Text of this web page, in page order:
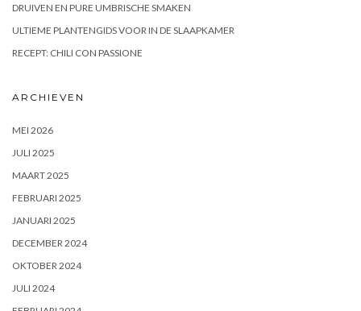
DRUIVEN EN PURE UMBRISCHE SMAKEN
ULTIEME PLANTENGIDS VOOR IN DE SLAAPKAMER
RECEPT: CHILI CON PASSIONE
ARCHIEVEN
MEI 2026
JULI 2025
MAART 2025
FEBRUARI 2025
JANUARI 2025
DECEMBER 2024
OKTOBER 2024
JULI 2024